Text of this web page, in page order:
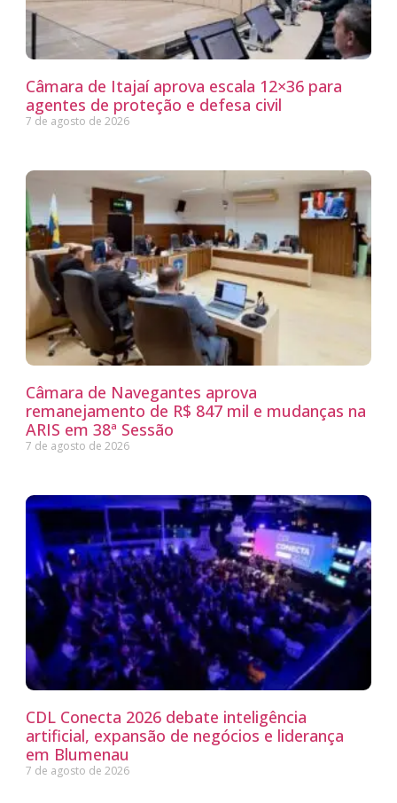
Câmara de Itajaí aprova escala 12×36 para
agentes de proteção e defesa civil
7 de agosto de 2026
Câmara de Navegantes aprova
remanejamento de R$ 847 mil e mudanças na
ARIS em 38ª Sessão
7 de agosto de 2026
CDL Conecta 2026 debate inteligência
artificial, expansão de negócios e liderança
em Blumenau
7 de agosto de 2026